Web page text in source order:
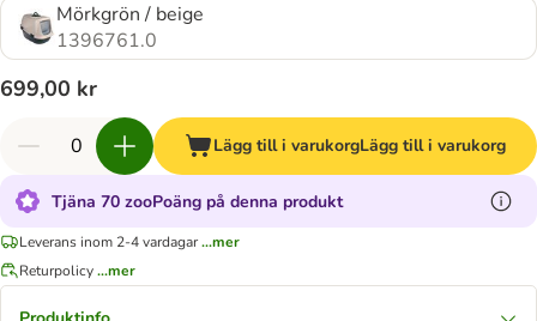
Mörkgrön / beige
1396761.0
699,00 kr
Lägg till i varukorgLägg till i varukorg
Tjäna 70 zooPoäng på denna produkt
Leverans inom 2-4 vardagar...mer
Returpolicy...mer